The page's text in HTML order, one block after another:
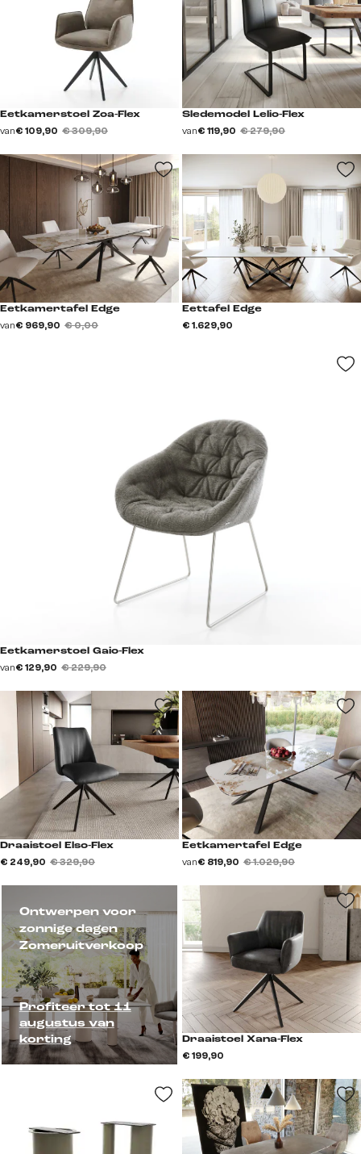
Ontwerpen voor
zonnige dagen
Zomeruitverkoop
Profiteer tot 11
augustus van
korting
Eetkamerstoel Gaio-Flex
van€ 129,90 € 229,90
Eetkamerstoel Zoa-Flex
van€ 109,90 € 309,90
Sledemodel Lelio-Flex
van€ 119,90 € 279,90
Eetkamertafel Edge
van€ 969,90 € 0,00
Eettafel Edge
€ 1.629,90
Draaistoel Elso-Flex
€ 249,90 € 329,90
Eetkamertafel Edge
van€ 819,90 € 1.029,90
Draaistoel Xana-Flex
€ 199,90